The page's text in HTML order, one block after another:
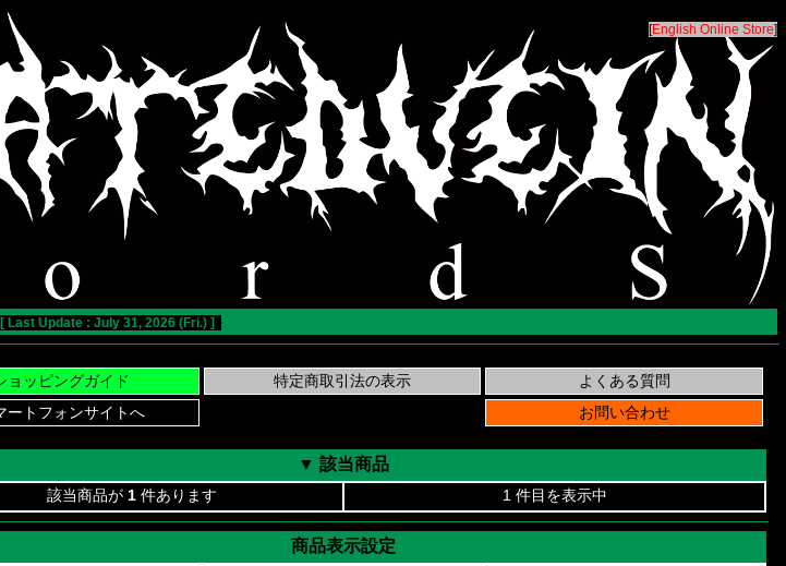
[English Online Store]
[ Last Update : July 31, 2026 (Fri.) ]
▼ 該当商品
該当商品が 1 件あります 1 件目を表示中
商品表示設定